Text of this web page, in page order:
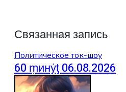
Связанная запись
Политическое ток-шоу
60 ṃинẏƫ 06.08.2026